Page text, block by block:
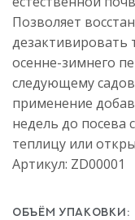
Позволяет
дезактивировать
осенне-зимнего
следующему
применение
недель до посева
теплицу или
Артикул: ZD00001
ОБЪЁМ УПАКОВКИ: